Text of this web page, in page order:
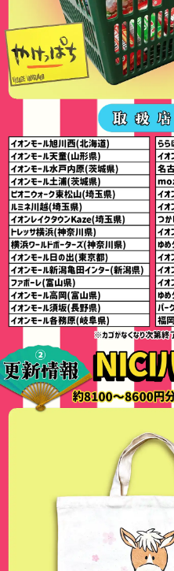
更新情報① カゴごと持ってけ！福袋
約4000円分入って¥2,200（税込）
イオンモール旭川西（北海道）
イオンモール天童（山形県）
イオンモール土浦（茨城県）
ピオニウォーク東松山（埼玉県）
イオンレイクタウンKaze（埼玉県）
トレッサ横浜（神奈川県）
横浜ワールドボーターズ（神奈川県）
イオンモール日の出（東京都）